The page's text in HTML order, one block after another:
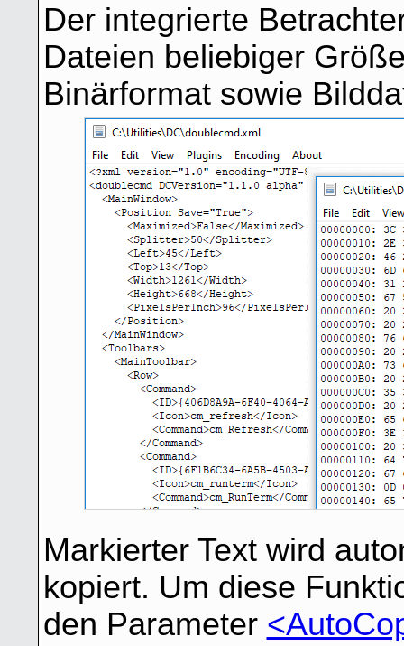
Der integrierte
Dateien beliebiger
Binärformat sowie
Markierter Text wird
kopiert. Um diese
den Parameter